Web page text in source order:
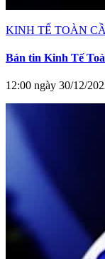
KINH TẾ TOÀN
Bản tin Kinh Tế
12:00 ngày 30/12/